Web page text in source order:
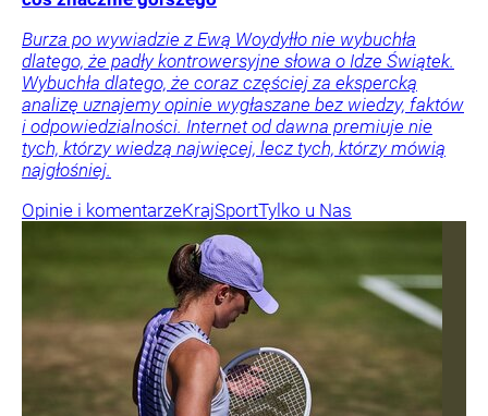
Burza po wywiadzie z Ewą Woydyłło nie wybuchła
dlatego, że padły kontrowersyjne słowa o Idze Świątek.
Wybuchła dlatego, że coraz częściej za ekspercką
analizę uznajemy opinie wygłaszane bez wiedzy, faktów
i odpowiedzialności. Internet od dawna premiuje nie
tych, którzy wiedzą najwięcej, lecz tych, którzy mówią
najgłośniej.
Opinie i komentarzeKrajSportTylko u Nas